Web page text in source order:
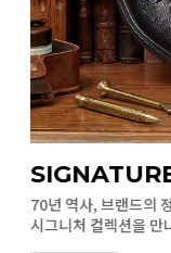
70년 역사, 브랜드의
시그니처 컬렉션을 만